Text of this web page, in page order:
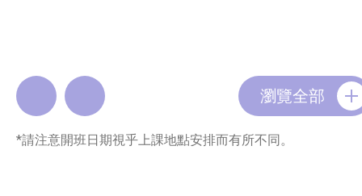
瀏覽全部
*請注意開班日期視乎上課地點安排而有所不同。